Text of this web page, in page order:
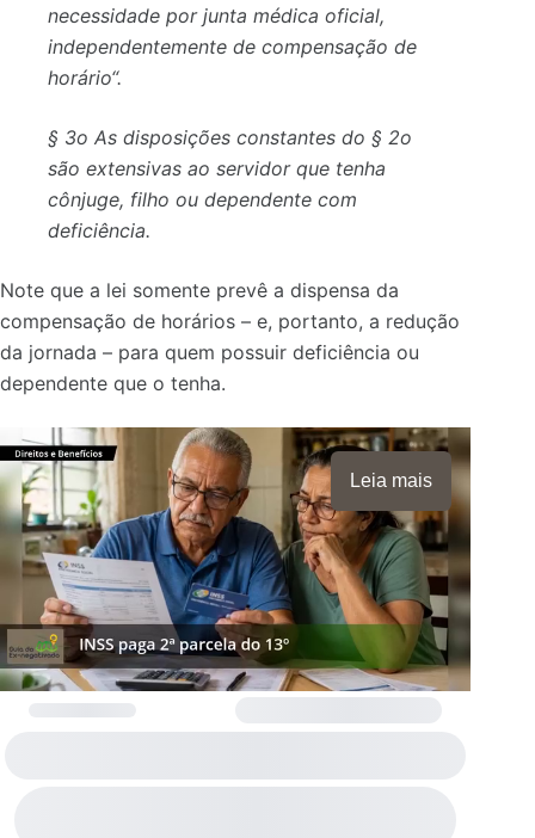
necessidade por junta médica oficial,
independentemente de compensação de
horário“.
§ 3o As disposições constantes do § 2o
são extensivas ao servidor que tenha
cônjuge, filho ou dependente com
deficiência.
Note que a lei somente prevê a dispensa da
compensação de horários – e, portanto, a redução
da jornada – para quem possuir deficiência ou
dependente que o tenha.
Leia mais